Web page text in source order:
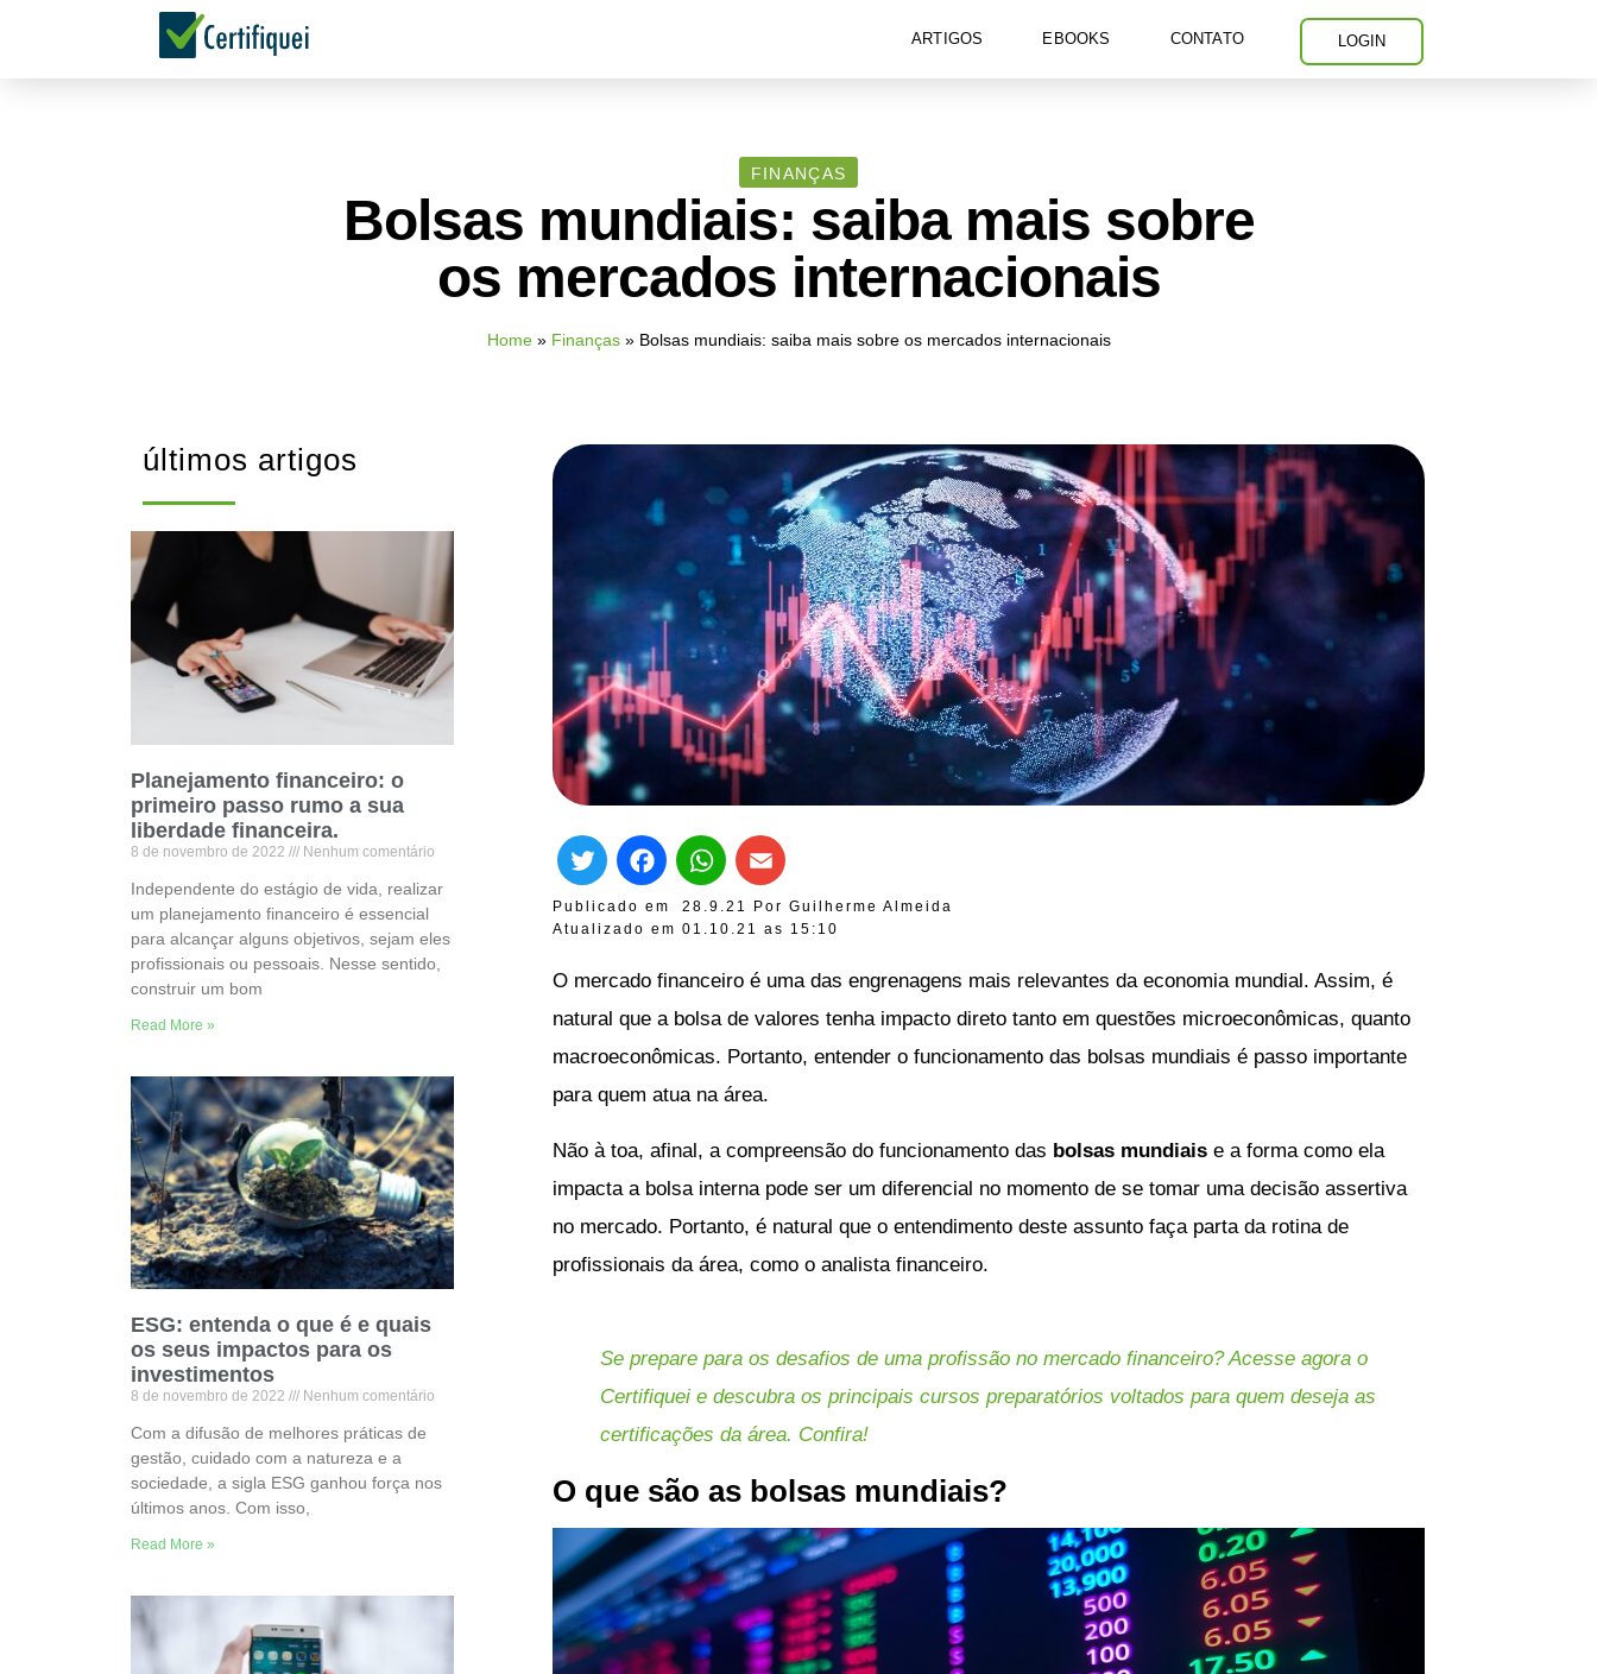
ARTIGOS EBOOKS CONTATO LOGIN
FINANÇAS
Bolsas mundiais: saiba mais sobre
os mercados internacionais
Home» Finanças» Bolsas mundiais: saiba mais sobre os mercados internacionais
últimos artigos
Planejamento financeiro: o
primeiro passo rumo a sua
liberdade financeira.
8 de novembro de 2022 Nenhum comentário
Independente do estágio de vida, realizar
um planejamento financeiro é essencial
para alcançar alguns objetivos, sejam eles
profissionais ou pessoais. Nesse sentido,
construir um bom
Read More »
ESG: entenda o que é e quais
os seus impactos para os
investimentos
8 de novembro de 2022 Nenhum comentário
Com a difusão de melhores práticas de
gestão, cuidado com a natureza e a
sociedade, a sigla ESG ganhou força nos
últimos anos. Com isso,
Read More »
Publicado em 28.9.21 Por Guilherme Almeida
Atualizado em 01.10.21 as 15:10
TwitterFacebook
WhatsApp
O mercado financeiro é uma das engrenagens mais relevantes da economia mundial. Assim, é
natural que a bolsa de valores tenha impacto direto tanto em questões microeconômicas, quanto
macroeconômicas. Portanto, entender o funcionamento das bolsas mundiais é passo importante
para quem atua na área.
Não à toa, afinal, a compreensão do funcionamento das bolsas mundiais e a forma como ela
impacta a bolsa interna pode ser um diferencial no momento de se tomar uma decisão assertiva
no mercado. Portanto, é natural que o entendimento deste assunto faça parta da rotina de
profissionais da área, como o analista financeiro.
Se prepare para os desafios de uma profissão no mercado financeiro? Acesse agora o
Certifiquei e descubra os principais cursos preparatórios voltados para quem deseja as
certificações da área. Confira!
O que são as bolsas mundiais?